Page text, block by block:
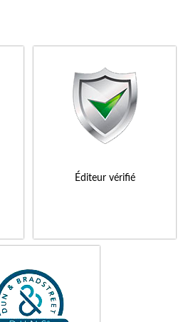
Éditeur vérifié